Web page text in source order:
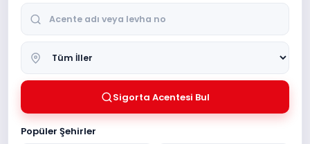
Sigorta Acentesi Bul
Popüler Şehirler